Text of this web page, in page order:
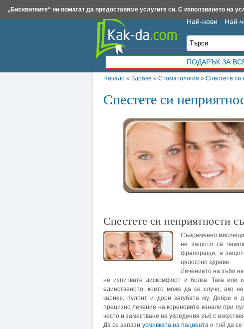
Начало » Здраве » Стоматология » Спестете си
Спестете си
Спестете си неприятности
Съвременно
не защото са
фрапиращи, а
цялостно здраве.
Лечението на зъби
не изпитвате дискомфорт и болка. Така
единственото, което може да се случи, ако
кариес, пулпит и дори загубата му. Добре
прецизно лечение на кореновите канали при
често и заместване на увредения зъб с
Да се запази усмивката на пациента и той да се
Най-нови Най-
ПОДАРЪК ЗА
Insert.bg Framar.bg Kak-da.com Iztochnik.com BauBau.bg NewAge.bg
„Бисквитките“ ни помагат да предоставяме услугите си. С използването на